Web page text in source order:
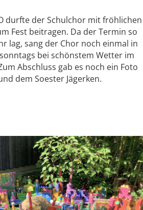
durfte der Schulchor mit fröhlichen
Fest beitragen. Da der Termin so
lag, sang der Chor noch einmal in
bei schönstem Wetter im
Abschluss gab es noch ein Foto
dem Soester Jägerken.